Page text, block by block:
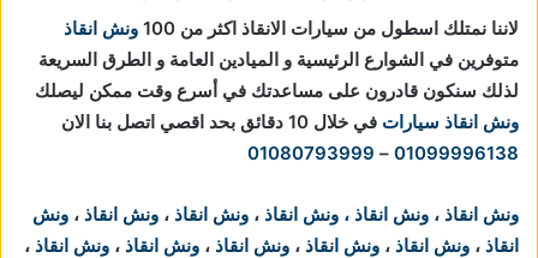
لاننا نمتلك اسطول من سيارات الانقاذ اكثر من 100
ونش انقاذ
متوفرين في الشوارع الرئيسية و الميادين العامة و الطرق السريعة
لذلك سنكون قادرون على مساعدتك في أسرع وقت ممكن ليصلك
ونش انقاذ سيارات في خلال 10 دقائق بحد اقصي اتصل بنا الان
01099996138
–
01080793999
ونش انقاذ ، ونش انقاذ ، ونش انقاذ ، ونش انقاذ ، ونش انقاذ ، ونش
انقاذ ، ونش انقاذ ، ونش انقاذ ، ونش انقاذ ، ونش انقاذ ، ونش انقاذ ،